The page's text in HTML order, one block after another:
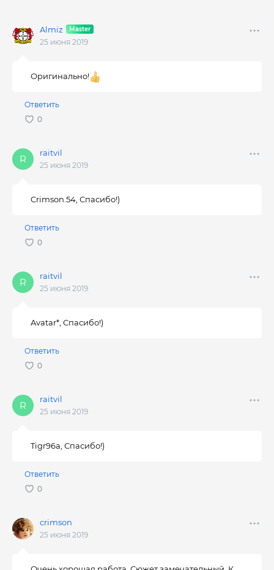
Almiz
25 июня 2019
Оригинально!
Ответить
raitvil
25 июня 2019
Crimson.54, Спасибо!)
Ответить
raitvil
25 июня 2019
Avatar*, Спасибо!)
Ответить
raitvil
25 июня 2019
Tigr96a, Спасибо!)
Ответить
crimson
25 июня 2019